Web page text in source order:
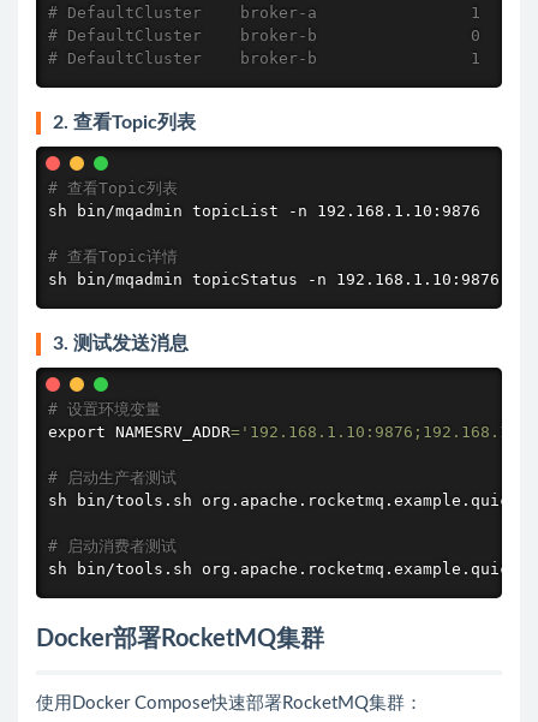
# DefaultCluster    broker-a                1
# DefaultCluster    broker-b                0
# DefaultCluster    broker-b                1
2. 查看Topic列表
# 查看Topic列表
sh bin/mqadmin topicList -n 192.168.1.10:9876
# 查看Topic详情
sh bin/mqadmin topicStatus -n 192.168.1.10:9876 -
3. 测试发送消息
# 设置环境变量
export NAMESRV_ADDR=
# 启动生产者测试
sh bin/tools.sh
# 启动消费者测试
sh bin/tools.sh
Docker部署RocketMQ集群
使用Docker Compose快速部署RocketMQ集群：